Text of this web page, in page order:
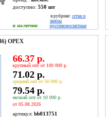
доступно: 550 шт
в наличии
в рубрике: сетки и
лампы
противомоскитные
ОРЕХ
66.37 р.
крупный опт от 100 000 р.
71.02 р.
средний опт от 50 000 р.
79.54 р.
мелкий опт от 10 000 р.
от 05.08.2026
артикул: bb013751